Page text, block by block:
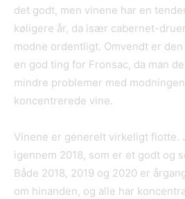
det godt, men vinene har en
køligere år, da især cabernet-
modne ordentligt. Omvendt er
en god ting for Fronsac, da man
mindre problemer med
koncentrerede vine.
Vinene er generelt virkeligt flotte.
igennem 2018, som er et godt og
Både 2018, 2019 og 2020 er
om hinanden, og alle har